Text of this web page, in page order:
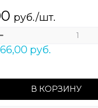
руб./шт.
руб.
В КОРЗИНУ